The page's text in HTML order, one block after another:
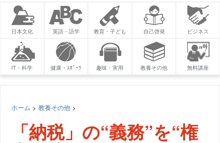
日本文化 英語・語学 教育・子ども 自己啓発 ビジネス
IT・科学 健康・ｽﾎﾟｰﾂ 趣味・実用 教養その他 無料講座
ホーム >教養その他 >
「納税」の“義務”を“権